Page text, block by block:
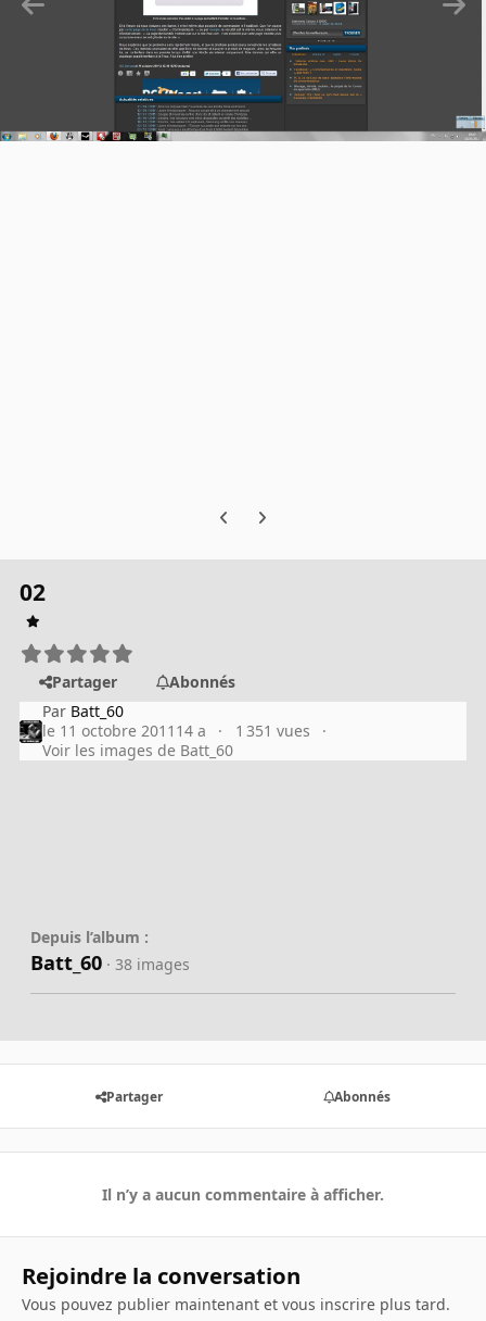
Previous carousel slide
Next carousel slide
02
Partager
Abonnés
Par Batt_60
le 11 octobre 2011 14 a
1 351 vues
Voir les images de Batt_60
Depuis l’album :
Batt_60 · 38 images
Partager Abonnés
Il n’y a aucun commentaire à afficher.
Rejoindre la conversation
Vous pouvez publier maintenant et vous inscrire plus tard.